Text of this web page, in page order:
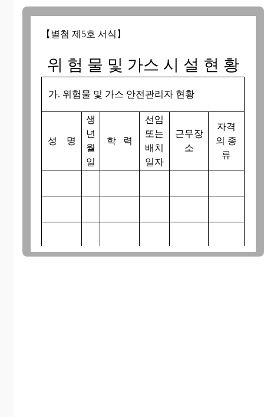
【별첨 제5호 서식】
위 험 물 및 가스 시 설 현 황
가. 위험물 및 가스 안전관리자 현황
성 명
생
년
월
일
학 력
선임
또는
배치
일자
근무장
소
자격
의 종
류